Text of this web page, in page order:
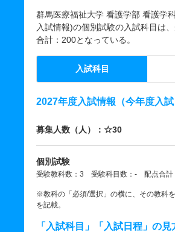
群馬医療福祉大学 看護学部 看護学
入試情報)の個別試験の入試科目は
合計：200となっている。
入試科目
2027年度入試情報（今年度入試
募集人数（人）：☆30
個別試験
受験教科数：3 受験科目数：- 配点合計
※教科の「必須/選択」の横に、その教科
を記載。
「入試科目」「入試日程」の見